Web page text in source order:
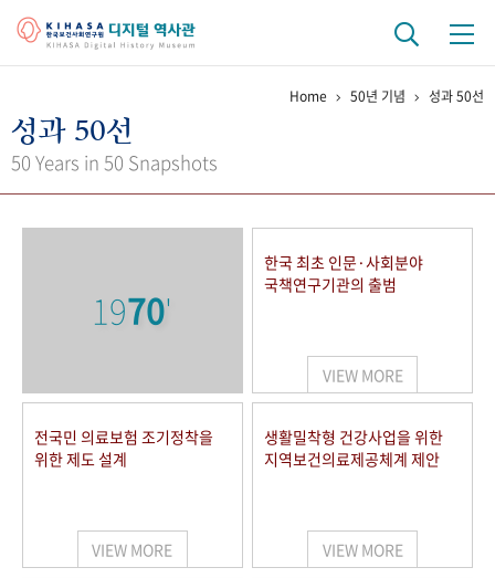
걸어온 길 기관 변천사
키워드로 보는 연구 역사
연구자들
사진 아카이브 문서 기록물 행정박물 영상 기록물
50+1 주년 기념
세계와 함께 한 KIHASA
Home 50년 기념 성과 50선
성과 50선
50 Years in 50 Snapshots
1970'
한국 최초 인문·사회분야
국책연구기관의 출범
VIEW MORE
전국민 의료보험 조기정착을
위한 제도 설계
VIEW MORE
생활밀착형 건강사업을 위한
지역보건의료제공체계 제안
VIEW MORE